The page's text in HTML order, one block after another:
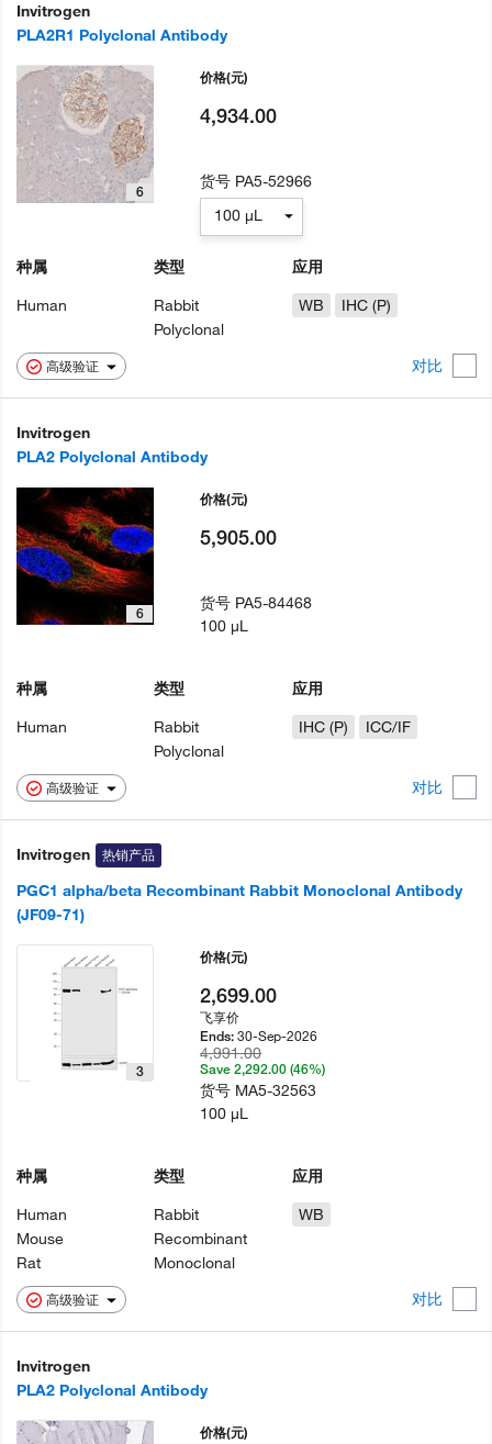
Invitrogen
PLA2R1 Polyclonal Antibody
高级验证 对比
6
种属
Human
类型
Rabbit
Polyclonal
应用
WB
IHC (P)
价格(元)
4,934.00
货号 PA5-52966
100 µL
Invitrogen
PLA2 Polyclonal Antibody
高级验证 对比
6
种属
Human
类型
Rabbit
Polyclonal
应用
IHC (P)
ICC/IF
价格(元)
5,905.00
货号 PA5-84468
100 µL
Invitrogen 热销产品
PGC1 alpha/beta Recombinant Rabbit Monoclonal Antibody
(JF09-71)
高级验证 对比
3
种属
Human
Mouse
Rat
类型
Rabbit
Recombinant
Monoclonal
应用
WB
价格(元)
2,699.00
飞享价
Ends:30-Sep-2026
4,991.00
Save 2,292.00 (46%)
货号 MA5-32563
100 µL
Invitrogen
PLA2 Polyclonal Antibody
价格(元)